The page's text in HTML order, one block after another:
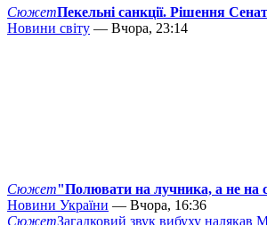
СюжетПекельні санкції. Рішення
Новини світу — Вчора, 23:14
Сюжет"Полювати на лучника, а не на
Новини України — Вчора, 16:36
СюжетЗагадковий звук вибуху налякав